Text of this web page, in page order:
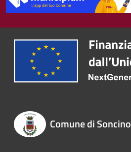
Comune di Soncino